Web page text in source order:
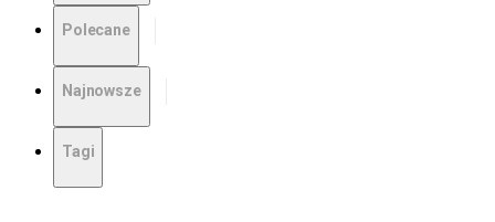
Polecane
Najnowsze
Tagi